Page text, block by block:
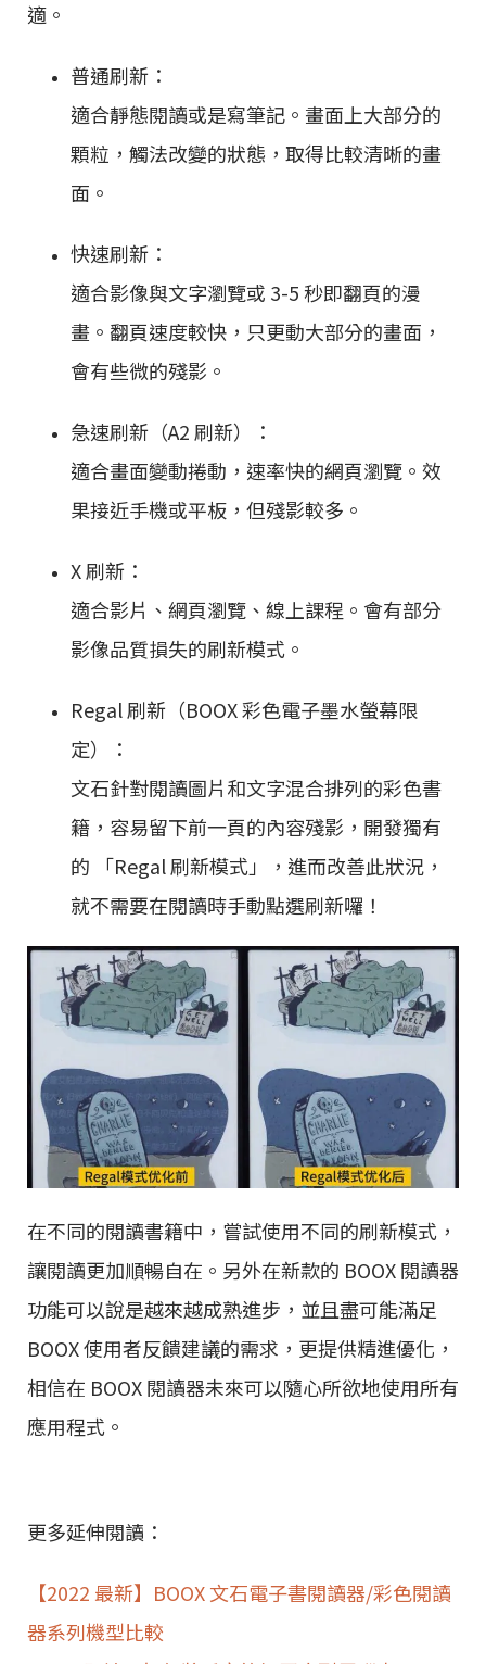
適。
普通刷新：
適合靜態閱讀或是寫筆記。畫面上大部分的
顆粒，觸法改變的狀態，取得比較清晰的畫
面。
快速刷新：
適合影像與文字瀏覽或 3-5 秒即翻頁的漫
畫。翻頁速度較快，只更動大部分的畫面，
會有些微的殘影。
急速刷新（A2 刷新）：
適合畫面變動捲動，速率快的網頁瀏覽。效
果接近手機或平板，但殘影較多。
X 刷新：
適合影片、網頁瀏覽、線上課程。會有部分
影像品質損失的刷新模式。
Regal 刷新（BOOX 彩色電子墨水螢幕限
定）：
文石針對閱讀圖片和文字混合排列的彩色書
籍，容易留下前一頁的內容殘影，開發獨有
的 「Regal 刷新模式」，進而改善此狀況，
就不需要在閱讀時手動點選刷新囉！
在不同的閱讀書籍中，嘗試使用不同的刷新模式，
讓閱讀更加順暢自在。另外在新款的 BOOX 閱讀器
功能可以說是越來越成熟進步，並且盡可能滿足
BOOX 使用者反饋建議的需求，更提供精進優化，
相信在 BOOX 閱讀器未來可以隨心所欲地使用所有
應用程式。
更多延伸閱讀：
【2022 最新】BOOX 文石電子書閱讀器/彩色閱讀
器系列機型比較